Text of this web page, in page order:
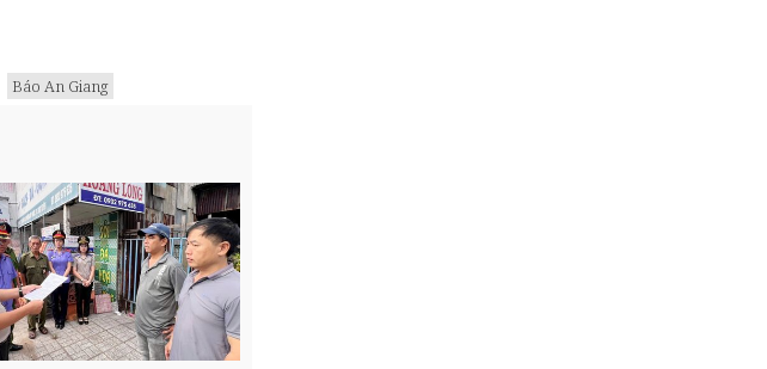
Báo An Giang